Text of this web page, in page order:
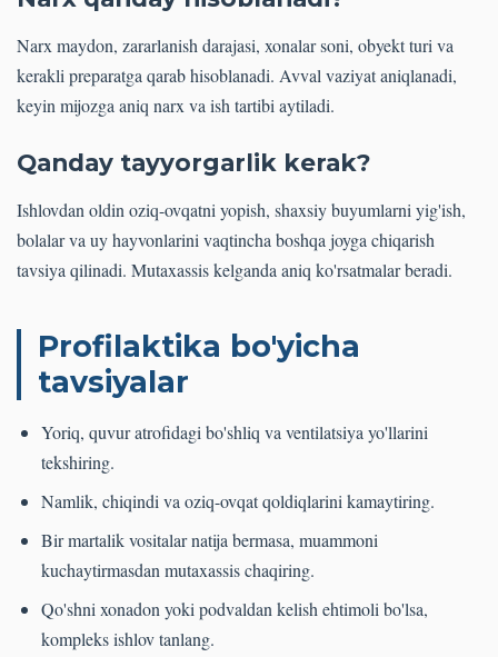
Narx maydon, zararlanish darajasi, xonalar soni, obyekt turi va
kerakli preparatga qarab hisoblanadi. Avval vaziyat aniqlanadi,
keyin mijozga aniq narx va ish tartibi aytiladi.
Qanday tayyorgarlik kerak?
Ishlovdan oldin oziq-ovqatni yopish, shaxsiy buyumlarni yig'ish,
bolalar va uy hayvonlarini vaqtincha boshqa joyga chiqarish
tavsiya qilinadi. Mutaxassis kelganda aniq ko'rsatmalar beradi.
Profilaktika bo'yicha
tavsiyalar
Yoriq, quvur atrofidagi bo'shliq va ventilatsiya yo'llarini
tekshiring.
Namlik, chiqindi va oziq-ovqat qoldiqlarini kamaytiring.
Bir martalik vositalar natija bermasa, muammoni
kuchaytirmasdan mutaxassis chaqiring.
Qo'shni xonadon yoki podvaldan kelish ehtimoli bo'lsa,
kompleks ishlov tanlang.